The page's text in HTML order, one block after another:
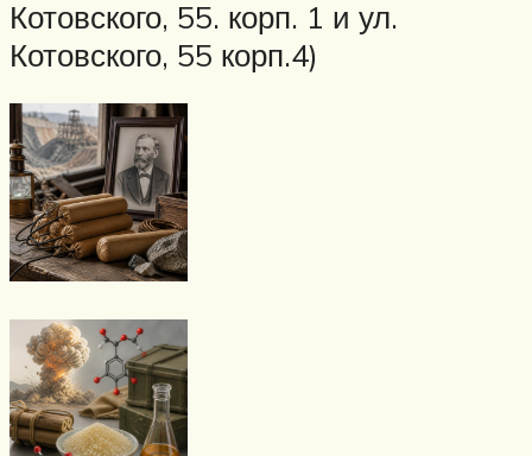
Котовского, 55. корп. 1 и ул.
Котовского, 55 корп.4)